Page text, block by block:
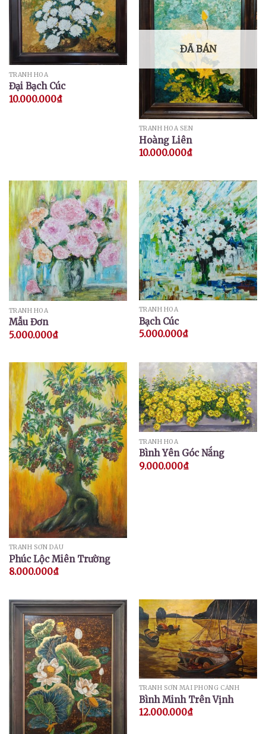
TRANH HOA
Đại Bạch Cúc
10.000.000₫
ĐÃ BÁN
TRANH HOA SEN
Hoàng Liên
10.000.000₫
TRANH HOA
Mẫu Đơn
5.000.000₫
TRANH HOA
Bạch Cúc
5.000.000₫
TRANH SƠN DẦU
Phúc Lộc Miên Trường
8.000.000₫
TRANH HOA
Bình Yên Góc Nắng
9.000.000₫
TRANH SƠN MÀI PHONG CẢNH
Bình Minh Trên Vịnh
12.000.000₫